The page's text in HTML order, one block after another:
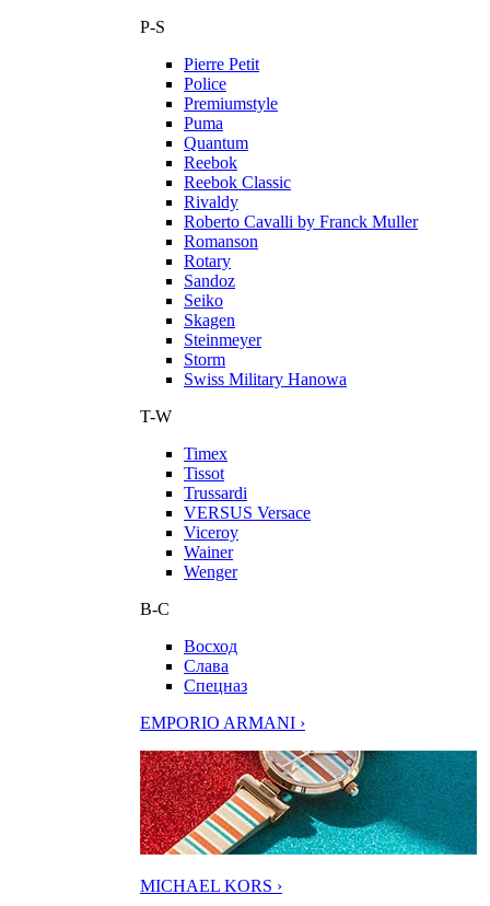
P-S
Pierre Petit
Police
Premiumstyle
Puma
Quantum
Reebok
Reebok Classic
Rivaldy
Roberto Cavalli by Franck Muller
Romanson
Rotary
Sandoz
Seiko
Skagen
Steinmeyer
Storm
Swiss Military Hanowa
T-W
Timex
Tissot
Trussardi
VERSUS Versace
Viceroy
Wainer
Wenger
В-С
Восход
Слава
Спецназ
EMPORIO ARMANI ›
MICHAEL KORS ›